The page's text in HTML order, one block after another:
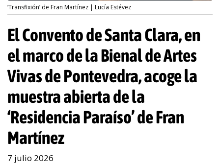
‘Transfixión’ de Fran Martínez | Lucía Estévez
El Convento de Santa Clara, en
el marco de la Bienal de Artes
Vivas de Pontevedra, acoge la
muestra abierta de la
‘Residencia Paraíso’ de Fran
Martínez
7 julio 2026